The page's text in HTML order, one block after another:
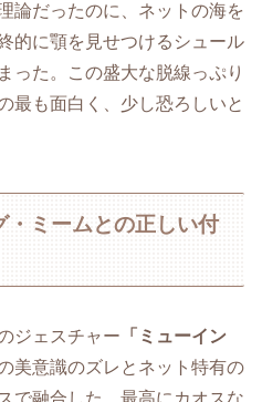
論だったのに、ネットの海を
的に顎を見せつけるシュール
った。この盛大な脱線っぷり
最も面白く、少し恐ろしいと
・ミームとの正しい付
ジェスチャー 「ミューイン
美意識のズレとネット特有の